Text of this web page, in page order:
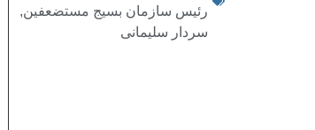
رئیس سازمان بسیج مستضعفین,
سردار سلیمانی